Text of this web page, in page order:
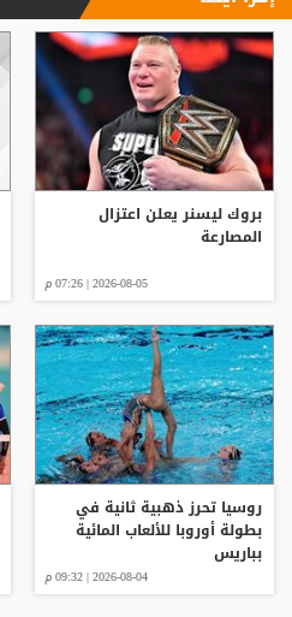
بروك ليسنر يعلن اعتزال
المصارعة
2026-08-05 | 07:26 م
روسيا تحرز ذهبية ثانية في
بطولة أوروبا للألعاب المائية
بباريس
2026-08-04 | 09:32 م